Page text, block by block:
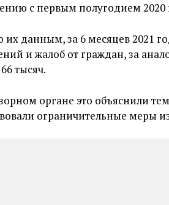
с первым полугодием 2020
их данным, за 6 месяцев 2021
и жалоб от граждан, за
тысяч.
органе это объяснили
ограничительные меры